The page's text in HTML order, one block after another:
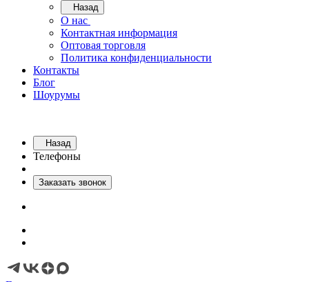
Назад
О нас
Контактная информация
Оптовая торговля
Политика конфиденциальности
Контакты
Блог
Шоурумы
Назад
Телефоны
Заказать звонок